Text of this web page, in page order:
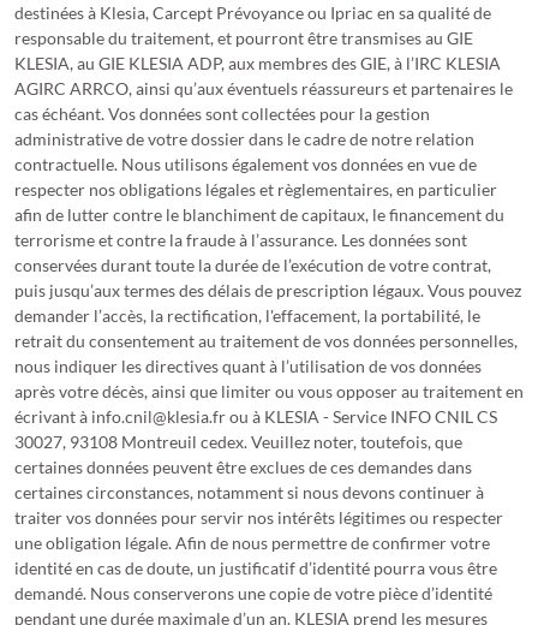
destinées à Klesia, Carcept Prévoyance ou Ipriac en sa qualité de
responsable du traitement, et pourront être transmises au GIE
KLESIA, au GIE KLESIA ADP, aux membres des GIE, à l’IRC KLESIA
AGIRC ARRCO, ainsi qu’aux éventuels réassureurs et partenaires le
cas échéant. Vos données sont collectées pour la gestion
administrative de votre dossier dans le cadre de notre relation
contractuelle. Nous utilisons également vos données en vue de
respecter nos obligations légales et règlementaires, en particulier
afin de lutter contre le blanchiment de capitaux, le financement du
terrorisme et contre la fraude à l’assurance. Les données sont
conservées durant toute la durée de l’exécution de votre contrat,
puis jusqu’aux termes des délais de prescription légaux. Vous pouvez
demander l’accès, la rectification, l'effacement, la portabilité, le
retrait du consentement au traitement de vos données personnelles,
nous indiquer les directives quant à l’utilisation de vos données
après votre décès, ainsi que limiter ou vous opposer au traitement en
écrivant à info.cnil@klesia.frou à KLESIA - Service INFO CNIL CS
30027, 93108 Montreuil cedex. Veuillez noter, toutefois, que
certaines données peuvent être exclues de ces demandes dans
certaines circonstances, notamment si nous devons continuer à
traiter vos données pour servir nos intérêts légitimes ou respecter
une obligation légale. Afin de nous permettre de confirmer votre
identité en cas de doute, un justificatif d’identité pourra vous être
demandé. Nous conserverons une copie de votre pièce d’identité
pendant une durée maximale d’un an. KLESIA prend les mesures